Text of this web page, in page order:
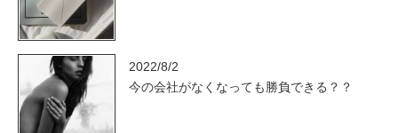
2022/8/2
今の会社がなくなっても勝負できる？？